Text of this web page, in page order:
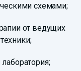
схемами;
от ведущих